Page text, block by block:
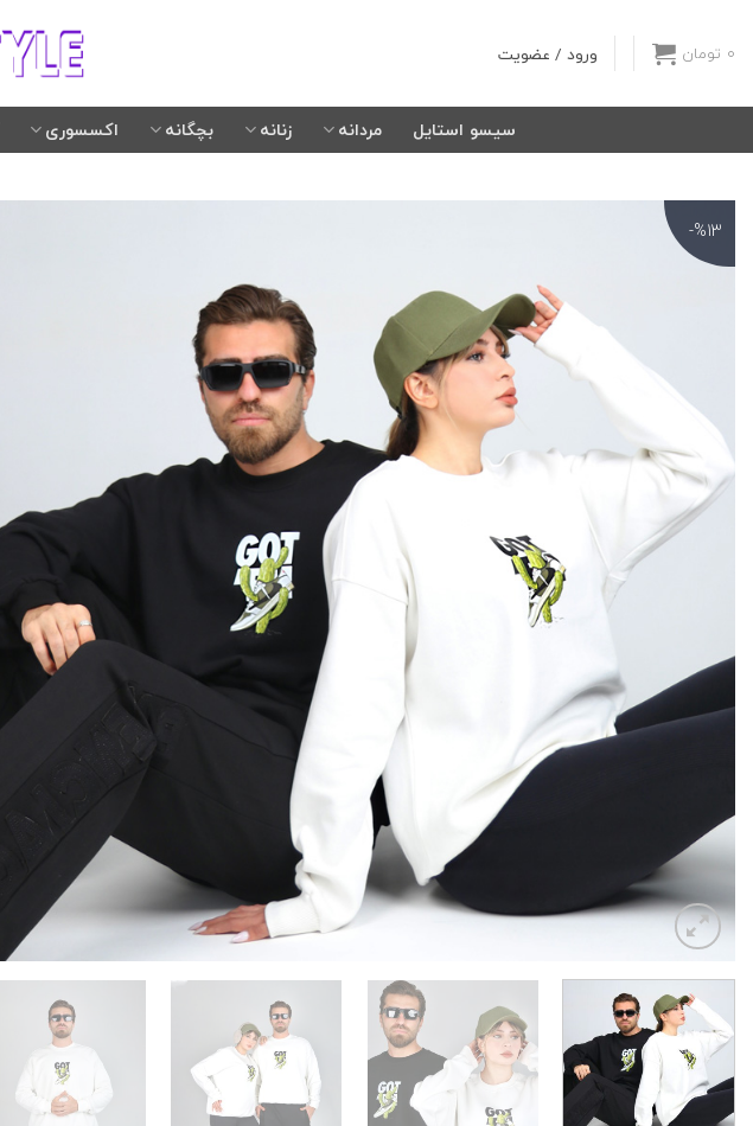
content
0 تومان ورود / عضویت
سیسو استایل مردانه زنانه بچگانه اکسسوری
%13-